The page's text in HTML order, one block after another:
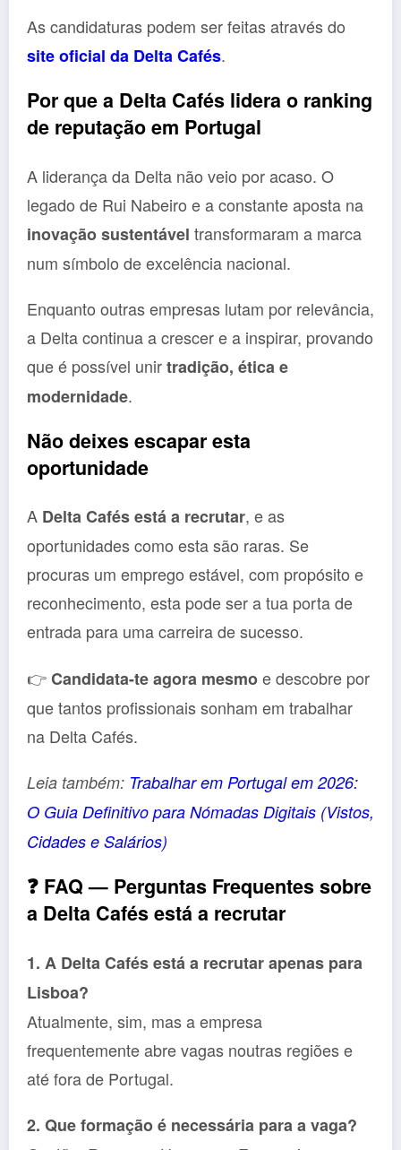
As candidaturas podem ser feitas através do
site oficial da Delta Cafés.
Por que a Delta Cafés lidera o ranking
de reputação em Portugal
A liderança da Delta não veio por acaso. O
legado de Rui Nabeiro e a constante aposta na
inovação sustentável transformaram a marca
num símbolo de excelência nacional.
Enquanto outras empresas lutam por relevância,
a Delta continua a crescer e a inspirar, provando
que é possível unirtradição, ética e
modernidade.
Não deixes escapar esta
oportunidade
A Delta Cafés está a recrutar, e as
oportunidades como esta são raras. Se
procuras um emprego estável, com propósito e
reconhecimento, esta pode ser a tua porta de
entrada para uma carreira de sucesso.
👉Candidata-te agora mesmoe descobre por
que tantos profissionais sonham em trabalhar
na Delta Cafés.
Leia também: Trabalhar em Portugal em 2026:
O Guia Definitivo para Nómadas Digitais (Vistos,
Cidades e Salários)
❓ FAQ — Perguntas Frequentes sobre
a Delta Cafés está a recrutar
1. A Delta Cafés está a recrutar apenas para
Lisboa?
Atualmente, sim, mas a empresa
frequentemente abre vagas noutras regiões e
até fora de Portugal.
2. Que formação é necessária para a vaga?